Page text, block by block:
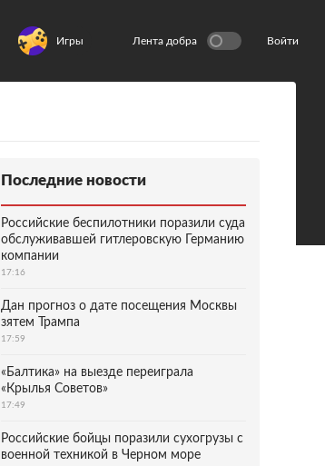
Игры Лента добра Войти
Последние новости
Российские беспилотники поразили суда
обслуживавшей гитлеровскую Германию
компании
17:16
Дан прогноз о дате посещения Москвы
зятем Трампа
17:59
«Балтика» на выезде переиграла
«Крылья Советов»
17:49
Российские бойцы поразили сухогрузы с
военной техникой в Черном море